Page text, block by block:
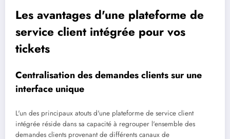
Les avantages d'une plateforme de
service client intégrée pour vos
tickets
Centralisation des demandes clients sur une
interface unique
L'un des principaux atouts d'une plateforme de service client
intégrée réside dans sa capacité à regrouper l'ensemble des
demandes clients provenant de différents canaux de